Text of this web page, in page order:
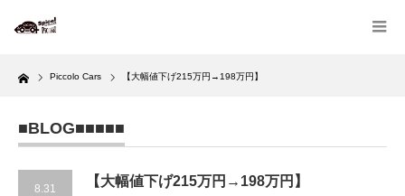
Home Piccolo Cars 【大幅値下げ215万円→198万円】
■BLOG■■■■■
8.31
【大幅値下げ215万円→198万円】